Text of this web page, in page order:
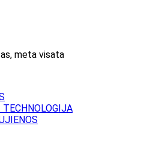
meta visata
TECHNOLOGIJA